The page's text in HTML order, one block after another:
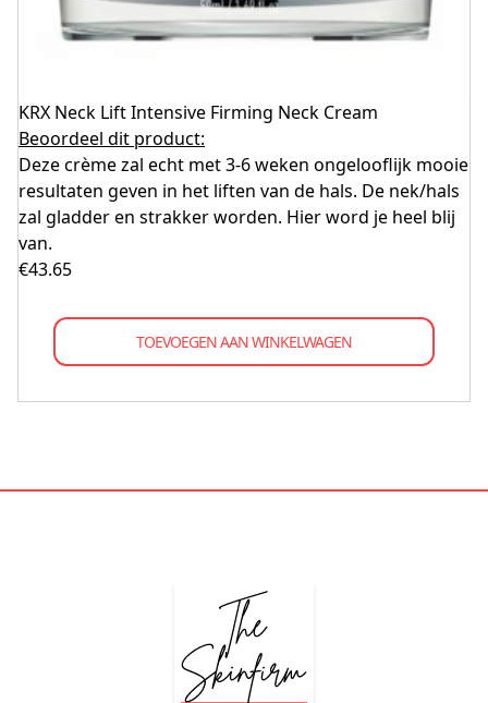
KRX Neck Lift Intensive Firming Neck Cream
Beoordeel dit product:
Deze crème zal echt met 3-6 weken ongelooflijk mooie
resultaten geven in het liften van de hals. De nek/hals
zal gladder en strakker worden. Hier word je heel blij
van.
€43.65
TOEVOEGEN AAN WINKELWAGEN